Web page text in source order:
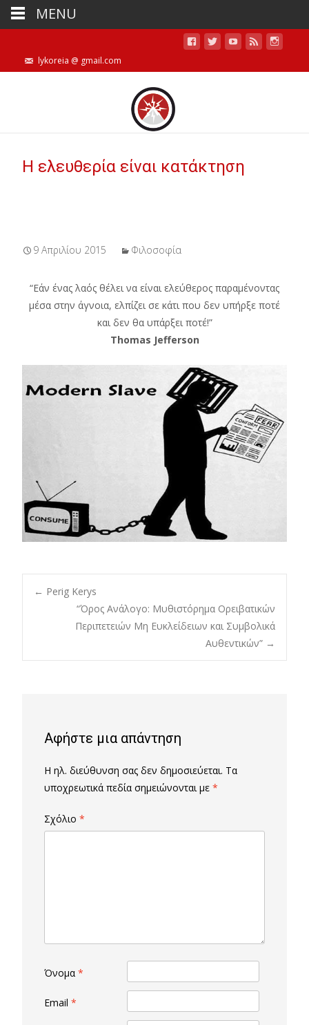
lykoreia @ gmail.com
Η ελευθερία είναι κατάκτηση
9 Απριλίου 2015 Φιλοσοφία
“Εάν ένας λαός θέλει να είναι ελεύθερος παραμένοντας
μέσα στην άγνοια, ελπίζει σε κάτι που δεν υπήρξε ποτέ
και δεν θα υπάρξει ποτέ!”
Thomas Jefferson
Post
navigation
← Perig Kerys
“Όρος Ανάλογο: Μυθιστόρημα Ορειβατικών
Περιπετειών Μη Ευκλείδειων και Συμβολικά
Αυθεντικών” →
Αφήστε μια απάντηση
Η ηλ. διεύθυνση σας δεν δημοσιεύεται. Τα
υποχρεωτικά πεδία σημειώνονται με *
Σχόλιο *
Όνομα *
Email *
MENU